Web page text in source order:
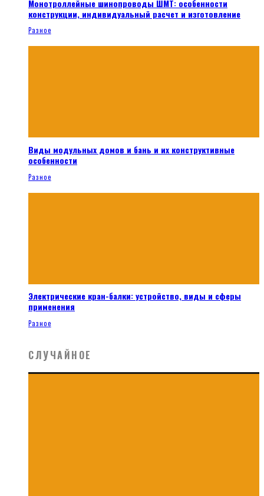
Монотроллейные шинопроводы ШМТ: особенности
конструкции, индивидуальный расчет и изготовление
Разное
Виды модульных домов и бань и их конструктивные
особенности
Разное
Электрические кран-балки: устройство, виды и сферы
применения
Разное
СЛУЧАЙНОЕ